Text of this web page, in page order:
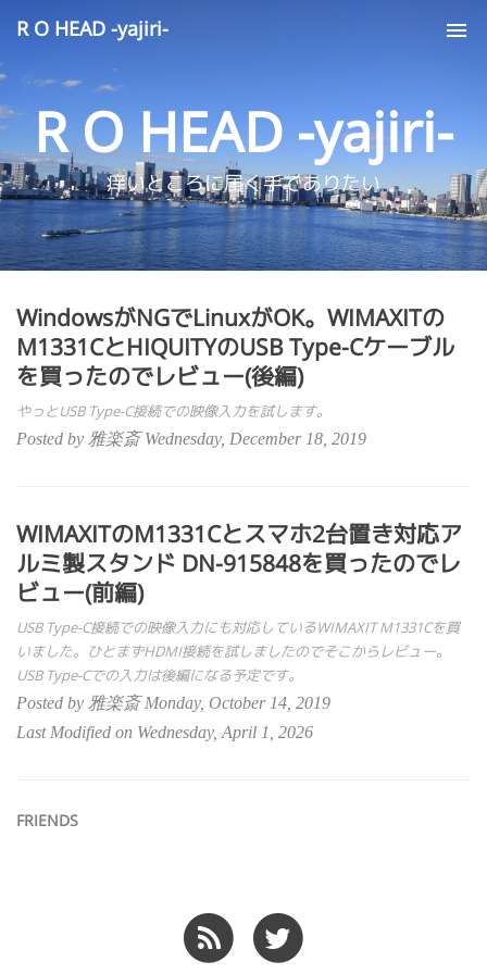
R O HEAD -yajiri-
R O HEAD -yajiri-
痒いところに届く手でありたい
WindowsがNGでLinuxがOK。WIMAXITの
M1331CとHIQUITYのUSB Type-Cケーブル
を買ったのでレビュー(後編)
やっとUSB Type-C接続での映像入力を試します。
Posted by 雅楽斎 Wednesday, December 18, 2019
WIMAXITのM1331Cとスマホ2台置き対応ア
ルミ製スタンド DN-915848を買ったのでレ
ビュー(前編)
USB Type-C接続での映像入力にも対応しているWIMAXIT M1331Cを買
いました。ひとまずHDMI接続を試しましたのでそこからレビュー。
USB Type-Cでの入力は後編になる予定です。
Posted by 雅楽斎 Monday, October 14, 2019
Last Modified on Wednesday, April 1, 2026
FRIENDS